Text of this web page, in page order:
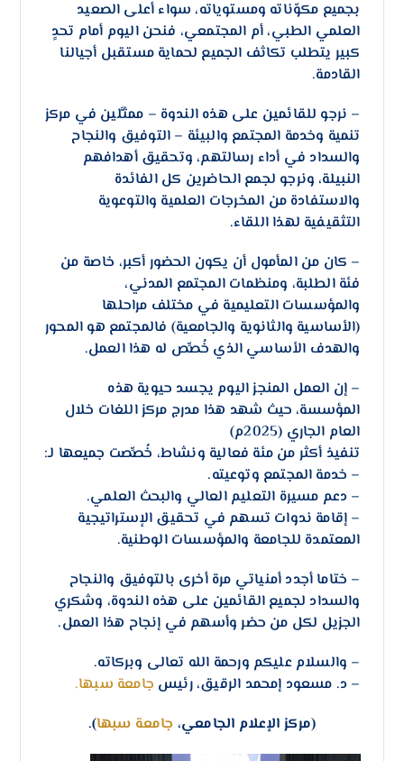
بجميع مكوّناته ومستوياته، سواء أعلى الصعيد
العلمي الطبي، أم المجتمعي، فنحن اليوم أمام تحدٍ
كبير يتطلب تكاثف الجميع لحماية مستقبل أجيالنا
القادمة.
– نرجو للقائمين على هذه الندوة – ممثَّلين في مركز
تنمية وخدمة المجتمع والبيئة – التوفيق والنجاح
والسداد في أداء رسالتهم، وتحقيق أهدافهم
النبيلة، ونرجو لجمع الحاضرين كل الفائدة
والاستفادة من المخرجات العلمية والتوعوية
التثقيفية لهذا اللقاء.
– كان من المأمول أن يكون الحضور أكبر، خاصة من
فئة الطلبة، ومنظمات المجتمع المدني،
والمؤسسات التعليمية في مختلف مراحلها
(الأساسية والثانوية والجامعية) فالمجتمع هو المحور
والهدف الأساسي الذي خُصِّص له هذا العمل.
– إن العمل المنجز اليوم يجسد حيوية هذه
المؤسسة، حيث شهد هذا مدرج مركز اللغات خلال
العام الجاري (2025م)
تنفيذ أكثر من مئة فعالية ونشاط، خُصِّصت جميعها لـ:
– خدمة المجتمع وتوعيته.
– دعم مسيرة التعليم العالي والبحث العلمي.
– إقامة ندوات تسهم في تحقيق الإستراتيجية
المعتمدة للجامعة والمؤسسات الوطنية.
– ختاما أجدد أمنياتي مرة أخرى بالتوفيق والنجاح
والسداد لجميع القائمين على هذه الندوة، وشكري
الجزيل لكل من حضر وأسهم في إنجاح هذا العمل.
– والسلام عليكم ورحمة الله تعالى وبركاته.
– د. مسعود إمحمد الرقيق، رئيس جامعة سبها.
(مركز الإعلام الجامعي، جامعة سبها).